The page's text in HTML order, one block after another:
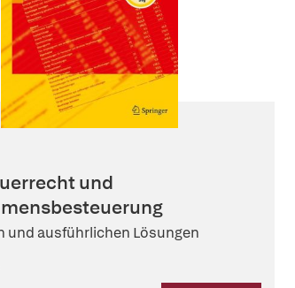
und
und ausführlichen Lösungen